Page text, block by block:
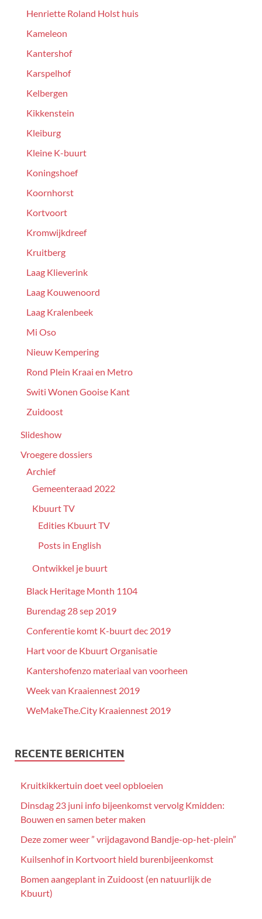
Henriette Roland Holst huis
Kameleon
Kantershof
Karspelhof
Kelbergen
Kikkenstein
Kleiburg
Kleine K-buurt
Koningshoef
Koornhorst
Kortvoort
Kromwijkdreef
Kruitberg
Laag Klieverink
Laag Kouwenoord
Laag Kralenbeek
Mi Oso
Nieuw Kempering
Rond Plein Kraai en Metro
Switi Wonen Gooise Kant
Zuidoost
Slideshow
Vroegere dossiers
Archief
Gemeenteraad 2022
Kbuurt TV
Edities Kbuurt TV
Posts in English
Ontwikkel je buurt
Black Heritage Month 1104
Burendag 28 sep 2019
Conferentie komt K-buurt dec 2019
Hart voor de Kbuurt Organisatie
Kantershofenzo materiaal van voorheen
Week van Kraaiennest 2019
WeMakeThe.City Kraaiennest 2019
RECENTE BERICHTEN
Kruitkikkertuin doet veel opbloeien
Dinsdag 23 juni info bijeenkomst vervolg Kmidden:
Bouwen en samen beter maken
Deze zomer weer ” vrijdagavond Bandje-op-het-plein”
Kuilsenhof in Kortvoort hield burenbijeenkomst
Bomen aangeplant in Zuidoost (en natuurlijk de
Kbuurt)